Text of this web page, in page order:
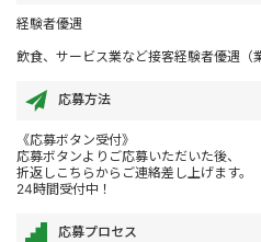
経験者優遇
飲食、サービス業など接客経験者優遇（
応募方法
《応募ボタン受付》
応募ボタンよりご応募いただいた後、
折返しこちらからご連絡差し上げます。
24時間受付中！
応募プロセス